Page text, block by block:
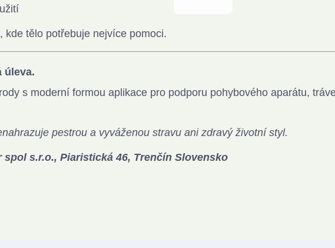
tělo potřebuje nejvíce pomoci.
úleva.
s moderní formou aplikace pro podporu pohybového aparátu,
pestrou a vyváženou stravu ani zdravý životní styl.
s.r.o., Piaristická 46, Trenčín Slovensko